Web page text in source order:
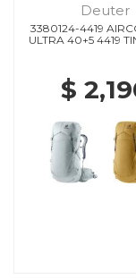
Deuter
3380124-4419
ULTRA 40+5 4419
$